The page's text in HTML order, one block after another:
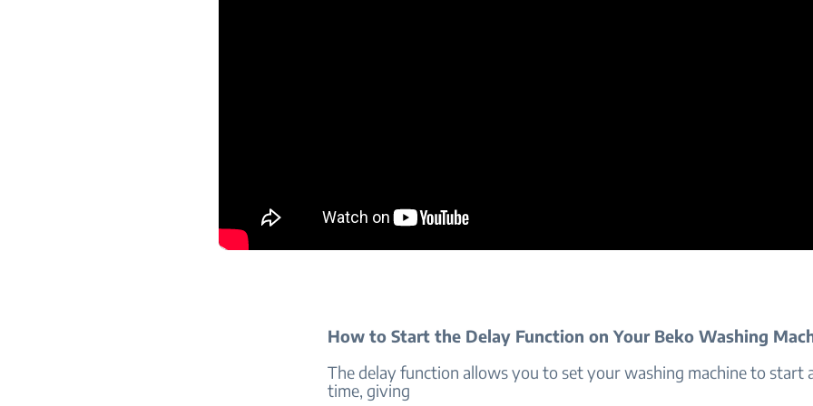
How to Start the Delay Function on Your Beko Washing
The delay function allows you to set your washing machine to start
time, giving